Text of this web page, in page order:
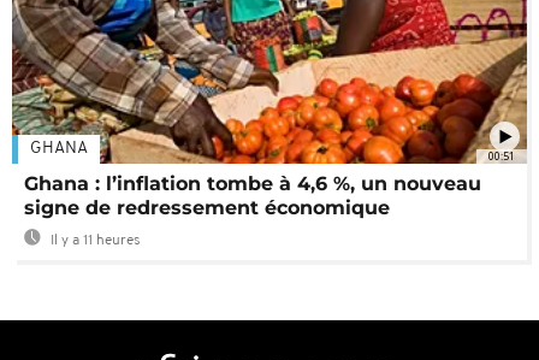
00:51
GHANA
Ghana : l’inflation tombe à 4,6 %, un nouveau
signe de redressement économique
Il y a 11 heures